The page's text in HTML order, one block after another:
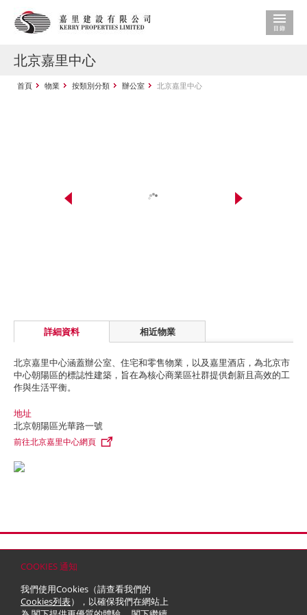
COOKIES 通知
我們使用Cookies（請查看我們的
Cookies列表），以確保我們在網站上
北京嘉里中心
首頁 物業 按類別分類 辦公室 北京嘉里中心
詳細資料 相近物業
北京嘉里中心涵蓋辦公室、住宅和零售物業，以及嘉里酒店，為北京市
中心朝陽區的標誌性建築，旨在為核心商業區社群提供創新且高效的工
作與生活平衡。
地址
北京朝陽區光華路一號
前往北京嘉里中心網頁
© 2026 嘉里建設有限公司 (於百慕達註冊成立之有限公司)